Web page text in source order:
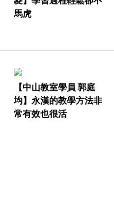
馬虎
【中山教室學員 郭庭
均】永漢的教學方法非
常有效也很活